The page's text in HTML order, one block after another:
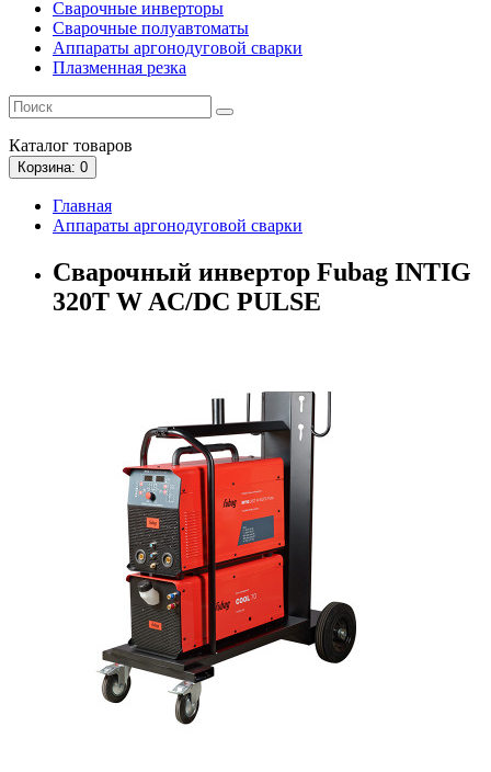
Сварочные инверторы
Сварочные полуавтоматы
Аппараты аргонодуговой сварки
Плазменная резка
Каталог товаров
Корзина: 0
Главная
Аппараты аргонодуговой сварки
Сварочный инвертор Fubag INTIG
320T W AC/DC PULSE